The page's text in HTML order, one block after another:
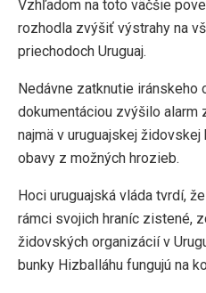
Vzhľadom na toto väčšie
rozhodla zvýšiť výstrahy na
priechodoch Uruguaj.
Nedávne zatknutie iránskeho
dokumentáciou zvýšilo
najmä v uruguajskej
obavy z možných hrozieb.
Hoci uruguajská vláda tvrdí,
rámci svojich hraníc zistené,
židovských organizácií v
bunky Hizballáhu fungujú na